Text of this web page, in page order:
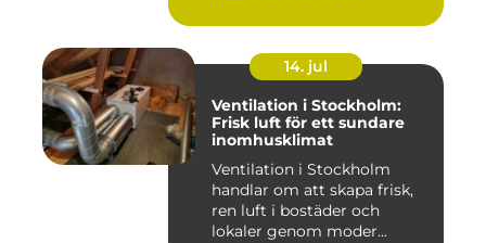
14. jul
Ventilation i Stockholm:
Frisk luft för ett sundare
inomhusklimat
Ventilation i Stockholm
handlar om att skapa frisk,
ren luft i bostäder och
lokaler genom moder...